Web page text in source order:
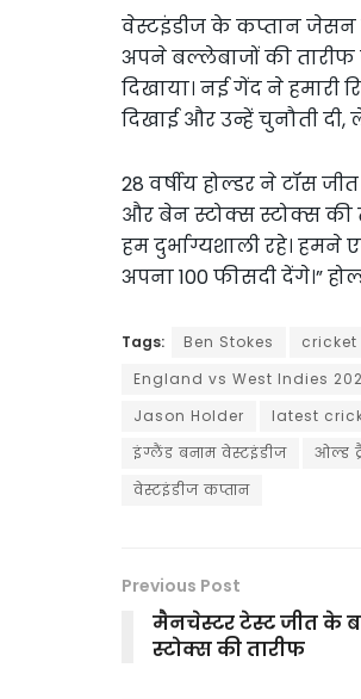
वेस्टइंडीज के कप्तान जेसन
अपने बल्लेबाजों की
दिखाया। नई गेंद ने हमारी
दिखाई और उन्हें चुनौती
28 वर्षीय होल्डर ने टॉस
और बेन स्टोक्स स्टोक्स की
हम दुर्भाग्यशाली रहे। हमने
अपना 100 फीसदी देंगे।”
Tags: Ben Stokes cricket
England vs West Indies
Jason Holder
latest
इंग्लैंड बनाम वेस्टइंडीज
ओल्ड
वेस्टइंडीज कप्तान
Previous Post
मैनचेस्टर टेस्ट जीत के
स्टोक्स की तारीफ